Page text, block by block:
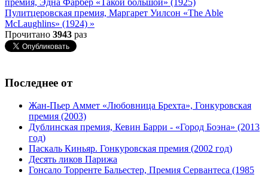
Пулитцеровская премия, Маргарет Уилсон «The Able
McLaughlins» (1924) »
Прочитано 3943 раз
Последнее от
Жан-Пьер Аммет «Любовница Брехта», Гонкуровская
премия (2003)
Дублинская премия, Кевин Барри - «Город Боэна» (2013
год)
Паскаль Киньяр. Гонкуровская премия (2002 год)
Десять ликов Парижа
Гонсало Торренте Бальестер, Премия Сервантеса (1985